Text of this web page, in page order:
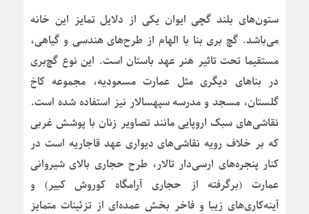
ستون‌های بلند گچی ایوان یکی از دلایل تمایز این خانه
می‌باشد. گچ بری بنا با الهام از طرح‌های هندسی و گیاهی،
مستقیما تحت تاثیر هنر عهد باستان است. این نوع گچ‌بری
در بناهای دیگری مثل عمارت مسعودیه، مجموعه کاخ
گلستان، مسجد و مدرسه سپهسالار نیز استفاده شده است.
نقاشی‌های سبک اروپایی مانند تصاویر زنان با پوشش غربی
که بر خلاف رویه نقاشی‌های دیواری عهد قاجاریه است در
کنار پنجره‌های ارسی‌‌دار تالار، طرح حجاری بالای شیروانی
عمارت (برگرفته از حجاری آرامگاه کوروش کبیر) و
آینه‌کاری‌های زیبا و فاخر بخش عمده‌ای از تزئینات متمایز